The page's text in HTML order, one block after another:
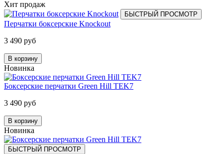
Хит продаж
БЫСТРЫЙ ПРОСМОТР
Перчатки боксерские Knockout
3 490 руб
В корзину
Новинка
Боксерские перчатки Green Hill TEK7
3 490 руб
В корзину
Новинка
БЫСТРЫЙ ПРОСМОТР